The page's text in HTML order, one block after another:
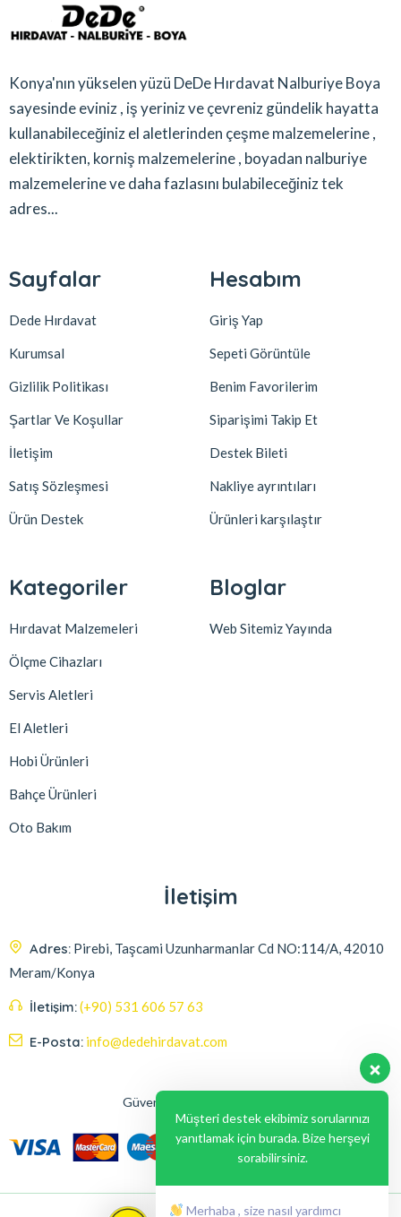
Konya'nın yükselen yüzü DeDe Hırdavat Nalburiye Boya
sayesinde eviniz , iş yeriniz ve çevreniz gündelik hayatta
kullanabileceğiniz el aletlerinden çeşme malzemelerine ,
elektirikten, korniş malzemelerine , boyadan nalburiye
malzemelerine ve daha fazlasını bulabileceğiniz tek
adres...
Sayfalar
Dede Hırdavat
Kurumsal
Gizlilik Politikası
Şartlar Ve Koşullar
İletişim
Satış Sözleşmesi
Ürün Destek
Hesabım
Giriş Yap
Sepeti Görüntüle
Benim Favorilerim
Siparişimi Takip Et
Destek Bileti
Nakliye ayrıntıları
Ürünleri karşılaştır
Kategoriler
Hırdavat Malzemeleri
Ölçme Cihazları
Servis Aletleri
El Aletleri
Hobi Ürünleri
Bahçe Ürünleri
Oto Bakım
Bloglar
Web Sitemiz Yayında
İletişim
Adres: Pirebi, Taşcami Uzunharmanlar Cd NO:114/A, 42010
Meram/Konya
İletişim:(+90) 531 606 57 63
E-Posta: info@dedehirdavat.com
Güvenli Ödeme Seçenekleri
Müşteri destek ekibimiz sorularınızı
yanıtlamak için burada. Bize herşeyi
sorabilirsiniz.
Merhaba , size nasıl yardımcı